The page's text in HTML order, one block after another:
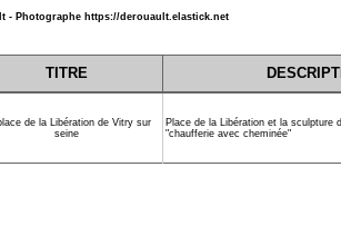
- Photographe https://derouault.elastick.net
TITRE
de la Libération de Vitry sur
seine
Place de la Libération et la sculpture
"chaufferie avec cheminée"